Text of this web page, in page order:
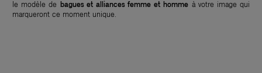
le modèle de bagues et alliances femme et homme à votre image qui
marqueront ce moment unique.